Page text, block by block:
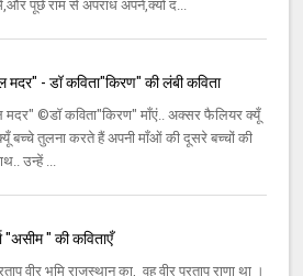
पूछे राम से अपराध अपने,क्यों द...
- डॉ कविता"किरण" की लंबी कविता
©डॉ कविता"किरण" माँएं.. अक्सर फैलियर क्यूँ
क्यूँ बच्चे तुलना करते हैं अपनी माँओं की दूसरे बच्चों की
उन्हें ...
"असीम " की कविताएँ
वीर भूमि राजस्थान का, वह वीर प्रताप राणा था ।